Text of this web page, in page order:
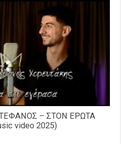
– ΣΤΟΝ ΕΡΩΤΑ
video 2025)